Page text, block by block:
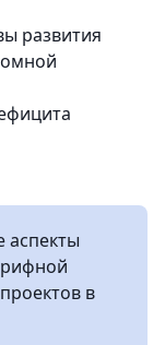
развития
аспекты
в